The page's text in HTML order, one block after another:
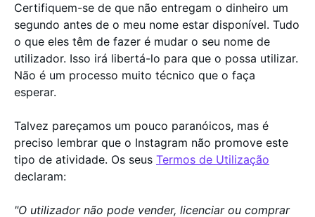
Certifiquem-se de que não entregam o dinheiro um
segundo antes de o meu nome estar disponível. Tudo
o que eles têm de fazer é mudar o seu nome de
utilizador. Isso irá libertá-lo para que o possa utilizar.
Não é um processo muito técnico que o faça
esperar.
Talvez pareçamos um pouco paranóicos, mas é
preciso lembrar que o Instagram não promove este
tipo de atividade. Os seus Termos de Utilização
declaram:
"O utilizador não pode vender, licenciar ou comprar